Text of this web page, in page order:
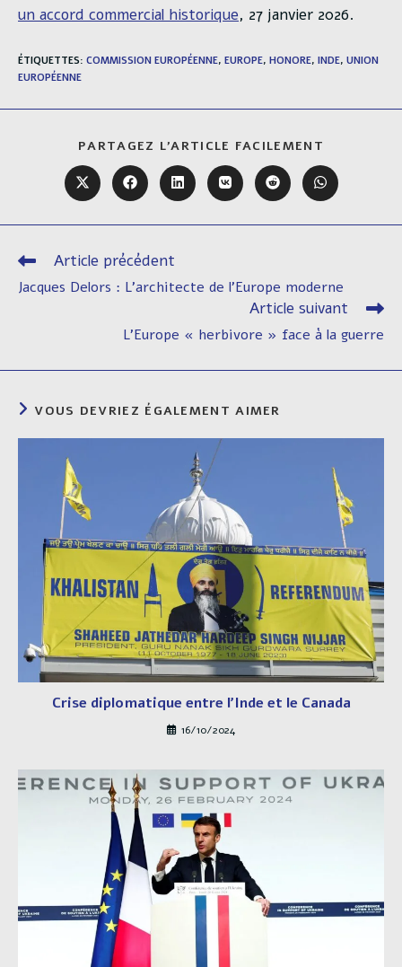
un accord commercial historique, 27 janvier 2026.
ÉTIQUETTES: COMMISSION EUROPÉENNE, EUROPE, HONORE, INDE, UNION
EUROPÉENNE
PARTAGEZ L'ARTICLE FACILEMENT
CE
CONTENU
Ouvrir
dans
autre
Ouvrir
dans
autre
Ouvrir
dans
autre
Ouvrir
dans
autre
Ouvrir
dans
autre
Ouvrir
dans
autre
Read
articles
Article précédent
Jacques Delors : L’architecte de l’Europe moderne
Article suivant
L’Europe « herbivore » face à la guerre
VOUS DEVRIEZ ÉGALEMENT AIMER
Crise diplomatique entre l’Inde et le Canada
16/10/2024